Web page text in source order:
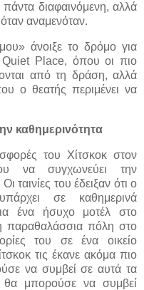
πάντα διαφαινόμενη, αλλά
αναμενόταν.
άνοιξε το δρόμο για
Quiet Place, όπου οι πιο
από τη δράση, αλλά
ο θεατής περιμένει να
καθημερινότητα
του Χίτσκοκ στον
να συγχωνεύει την
ταινίες του έδειξαν ότι ο
σε καθημερινά
ένα ήσυχο μοτέλ στο
παραθαλάσσια πόλη στο
του σε ένα οικείο
τις έκανε ακόμα πιο
να συμβεί σε αυτά τα
θα μπορούσε να συμβεί